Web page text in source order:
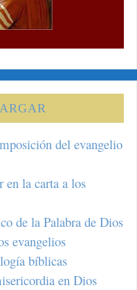
del evangelio
en la carta a los
de la Palabra de Dios
evangelios
bíblicas
en Dios